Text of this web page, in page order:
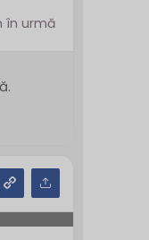
în urmă